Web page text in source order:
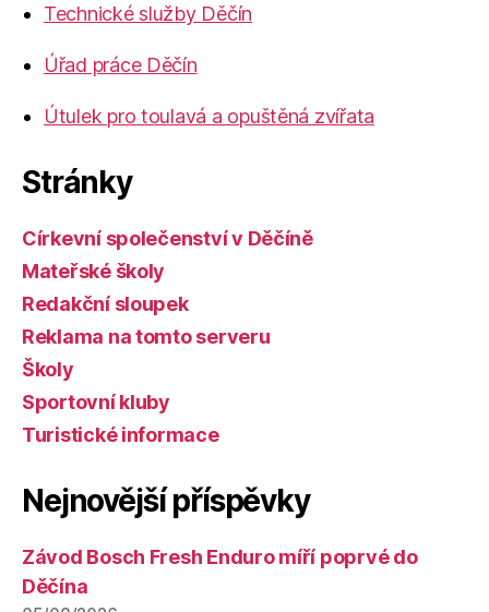
Technické služby Děčín
Úřad práce Děčín
Útulek pro toulavá a opuštěná zvířata
Stránky
Církevní společenství v Děčíně
Mateřské školy
Redakční sloupek
Reklama na tomto serveru
Školy
Sportovní kluby
Turistické informace
Nejnovější příspěvky
Závod Bosch Fresh Enduro míří poprvé do
Děčína